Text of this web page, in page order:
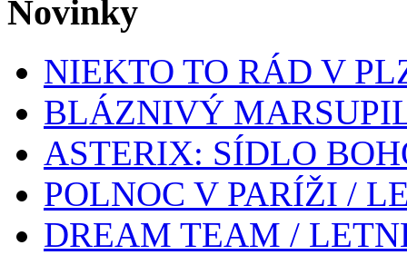
Novinky
NIEKTO TO RÁD V
BLÁZNIVÝ
ASTERIX: SÍDLO
POLNOC V PARÍŽI /
DREAM TEAM /